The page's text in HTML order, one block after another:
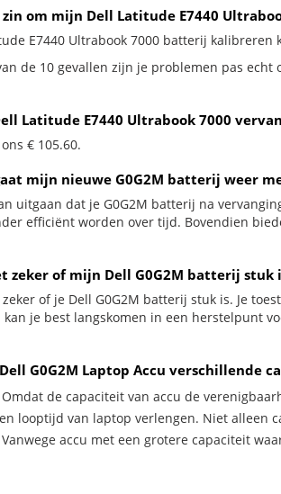
om mijn Dell Latitude E7440
E7440 Ultrabook 7000 batterij
de 10 gevallen zijn je problemen pas
Latitude E7440 Ultrabook 7000
€ 105.60.
mijn nieuwe G0G2M batterij weer
uitgaan dat je G0G2M batterij na
efficiënt worden over tijd. Bovendien
zeker of mijn Dell G0G2M batterij stuk
of je Dell G0G2M batterij stuk is. Je
kan je best langskomen in een herstelpunt
G0G2M Laptop Accu verschillende
de capaciteit van accu de
looptijd van laptop verlengen. Niet alleen
accu met een grotere capaciteit